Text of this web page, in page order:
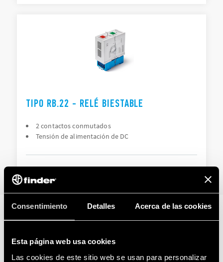
Consentimiento Detalles Acerca de las cookies
Esta página web usa cookies
Las cookies de este sitio web se usan para personalizar
TIPO RB.22 - RELÉ BIESTABLE
2 contactos conmutados
Tensión de alimentación de DC
DETAILS
SERIES RELACIONADAS